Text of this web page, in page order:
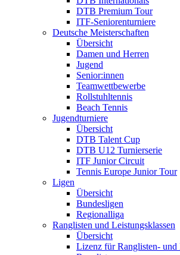
DTB Premium Tour
ITF-Seniorenturniere
Deutsche Meisterschaften
Übersicht
Damen und Herren
Jugend
Senior:innen
Teamwettbewerbe
Rollstuhltennis
Beach Tennis
Jugendturniere
Übersicht
DTB Talent Cup
DTB U12 Turnierserie
ITF Junior Circuit
Tennis Europe Junior Tour
Ligen
Übersicht
Bundesligen
Regionalliga
Ranglisten und Leistungsklassen
Übersicht
Lizenz für Ranglisten-